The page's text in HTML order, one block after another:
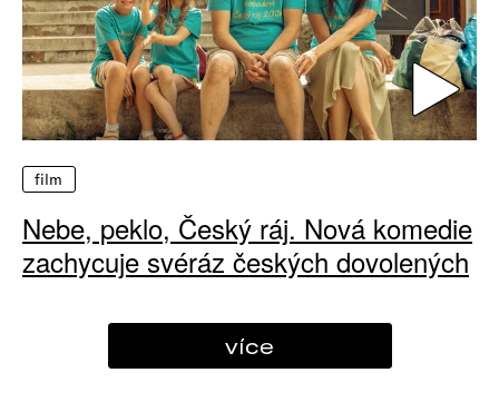
film
Nebe, peklo, Český ráj. Nová komedie
zachycuje svéráz českých dovolených
více